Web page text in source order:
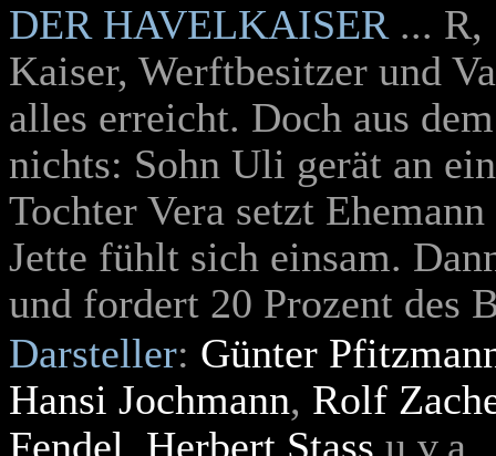
DER HAVELKAISER ... R,
Kaiser, Werftbesitzer und
alles erreicht. Doch aus
nichts: Sohn Uli gerät an
Tochter Vera setzt
Jette fühlt sich einsam.
und fordert 20 Prozent des
Darsteller: Günter
Hansi Jochmann, Rolf
Fendel Herbert Stass u.v.a.